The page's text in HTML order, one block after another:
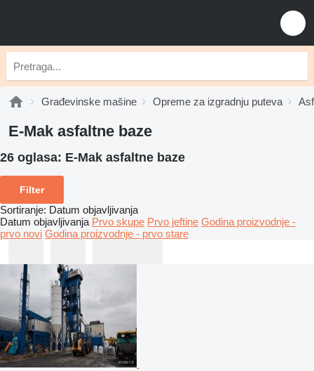
Građevinske mašine Opreme za izgradnju puteva
E-Mak asfaltne baze
26 oglasa: E-Mak asfaltne baze
Filter
Sortiranje: Datum objavljivanja
Datum objavljivanja Prvo skupe Prvo jeftine Godina proizvodnje -
prvo novi Godina proizvodnje - prvo stare